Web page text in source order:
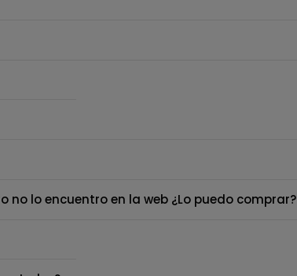
lo encuentro en la web ¿Lo puedo comprar?